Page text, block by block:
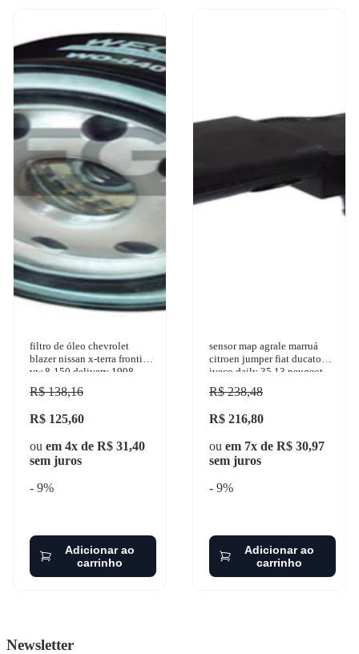
filtro de óleo chevrolet
blazer nissan x-terra frontier
vw 8-150 delivery 1998-
2015 wega - wo-540
R$ 138,16
R$ 125,60
ou em 4x de R$ 31,40
sem juros
- 9%
Adicionar ao
carrinho
sensor map agrale marruá
citroen jumper fiat ducato
iveco daily 35.13 peugeot
boxer 1999-2015 gauss -
gi3514
R$ 238,48
R$ 216,80
ou em 7x de R$ 30,97
sem juros
- 9%
Adicionar ao
carrinho
Newsletter